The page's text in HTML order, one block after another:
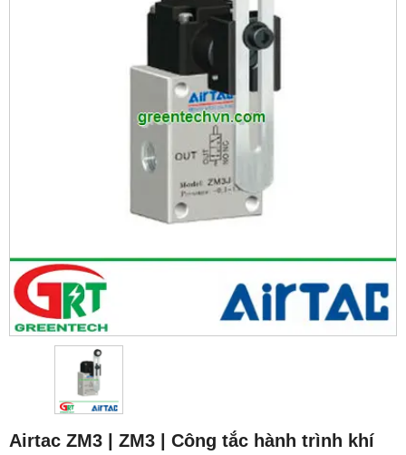
Airtac ZM3 | ZM3 | Công tắc hành trình khí